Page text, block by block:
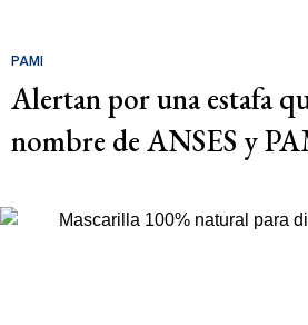
PAMI
Alertan por una estafa
nombre de ANSES y